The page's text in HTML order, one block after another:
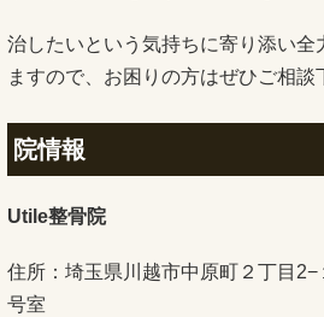
治したいという気持ちに寄り添い全
ますので、お困りの方はぜひご相談
院情報
Utile整骨院
住所：埼玉県川越市中原町２丁目2−
号室